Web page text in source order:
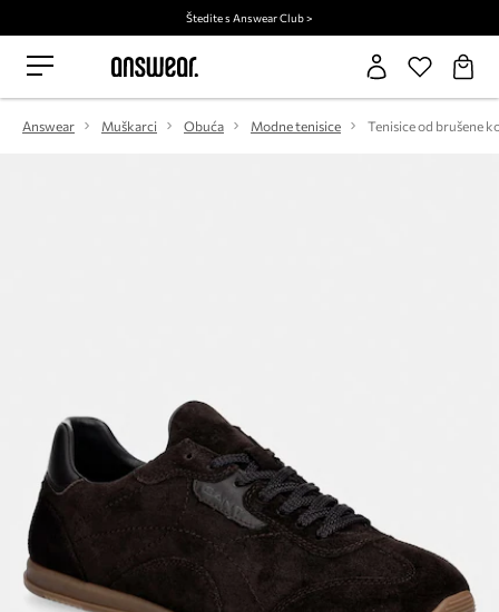
Štedite s Answear Club >
Answear Muškarci Obuća Modne tenisice